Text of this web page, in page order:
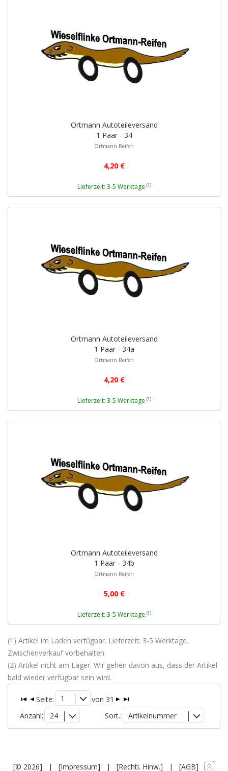
Ortmann Autoteileversand
1 Paar - 34
Ortmann Reifen
4,20 €
Lieferzeit: 3-5 Werktage.(1)
Ortmann Autoteileversand
1 Paar - 34a
Ortmann Reifen
4,20 €
Lieferzeit: 3-5 Werktage.(1)
Ortmann Autoteileversand
1 Paar - 34b
Ortmann Reifen
5,00 €
Lieferzeit: 3-5 Werktage.(1)
(1) Artikel im Laden verfügbar. Lieferzeit: 3-5 Werktage.
Zwischenverkauf vorbehalten.
(2) Artikel nicht am Lager. Wir gehen davon aus, dass der Artikel
bald wieder verfügbar sein wird.
Seite: 1
von 31
Anzahl:
24 Sort.: Artikelnummer
[© 2026] | [Impressum] | [Rechtl. Hinw.] | [AGB]